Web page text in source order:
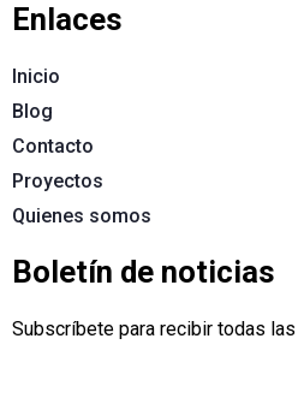
Enlaces
Inicio
Blog
Contacto
Proyectos
Quienes somos
Boletín de noticias
Subscríbete para recibir todas